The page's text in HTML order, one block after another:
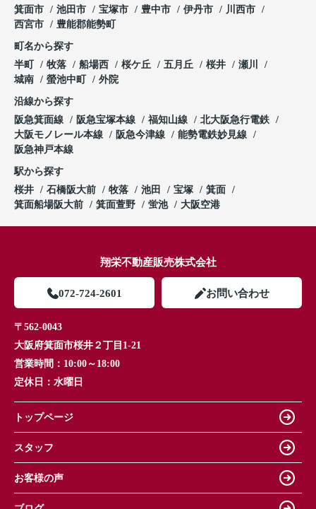
箕面市
池田市 宝塚市 豊中市 伊丹市
川西市
西宮市
豊能郡能勢町
町名から探す
半町
牧落 船場西 桜ケ丘 五月丘 桜井
瀬川
城南
螢池中町 外院
沿線から探す
阪急箕面線
阪急宝塚本線 福知山線
北大阪急行電鉄
大阪モノレール本線
阪急今津線
能勢電鉄妙見線
阪急神戸本線
駅から探す
桜井
石橋阪大前 牧落 池田 宝塚
箕面
箕面船場阪大前
箕面萱野 蛍池 大阪空港
翔栄不動産販売株式会社
072-724-2601 お問い合わせ
〒562-0043
大阪府箕面市桜井２丁目1-21
営業時間： 10:00～18:00
定休日： 水曜日
トップページ
スタッフ
お客様の声